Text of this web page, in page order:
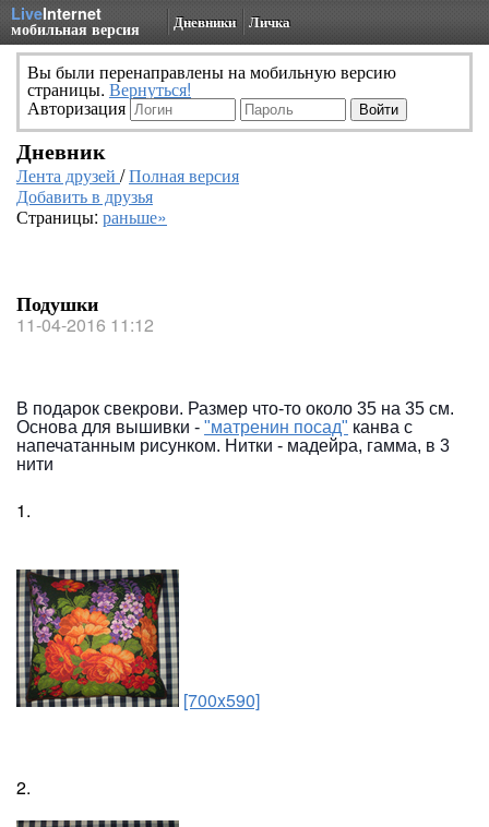
LiveInternet
мобильная версия Дневники Личка
Вы были перенаправлены на мобильную версию
страницы. Вернуться!
Авторизация
Дневник
Лента друзей /Полная версия
Добавить в друзья
Страницы: раньше»
Подушки
11-04-2016 11:12
В подарок свекрови. Размер что-то около 35 на 35 см.
Основа для вышивки - "матренин посад" канва с
напечатанным рисунком. Нитки - мадейра, гамма, в 3
нити
1.
[700x590]
2.